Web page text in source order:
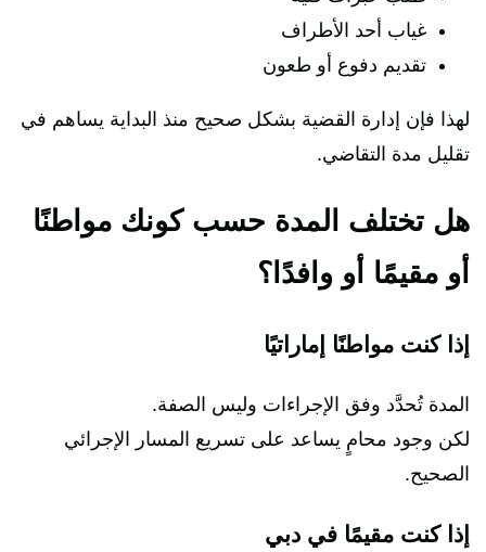
غياب أحد الأطراف
تقديم دفوع أو طعون
لهذا فإن إدارة القضية بشكل صحيح منذ البداية يساهم في
تقليل مدة التقاضي.
هل تختلف المدة حسب كونك مواطنًا
أو مقيمًا أو وافدًا؟
إذا كنت مواطنًا إماراتيًا
المدة تُحدَّد وفق الإجراءات وليس الصفة.
لكن وجود محامٍ يساعد على تسريع المسار الإجرائي
الصحيح.
إذا كنت مقيمًا في دبي